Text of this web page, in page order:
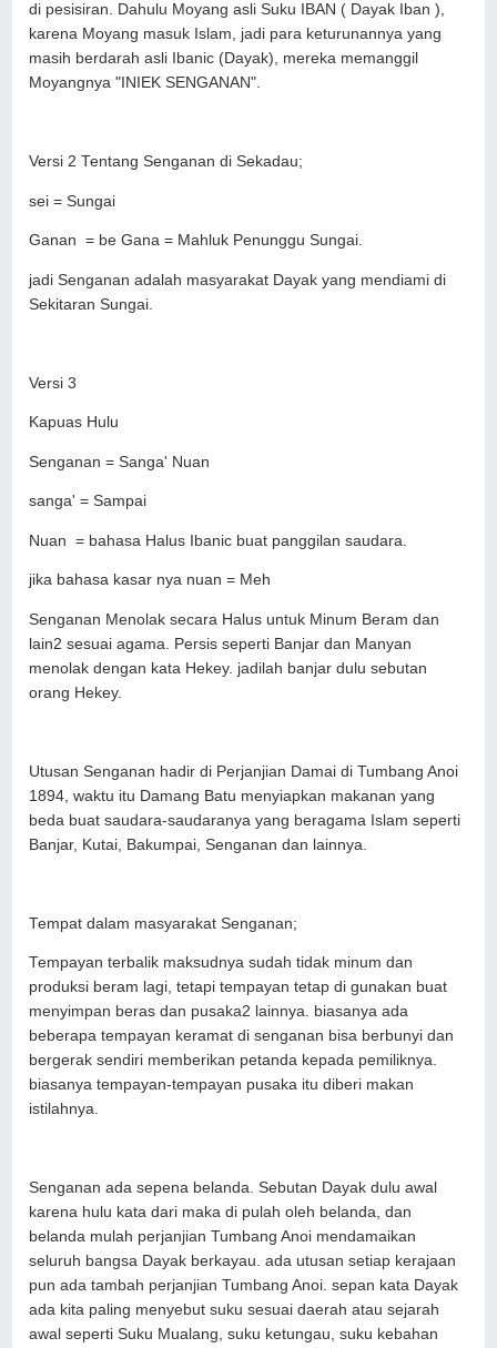
di pesisiran. Dahulu Moyang asli Suku IBAN ( Dayak Iban ),
karena Moyang masuk Islam, jadi para keturunannya yang
masih berdarah asli Ibanic (Dayak), mereka memanggil
Moyangnya "INIEK SENGANAN".
Versi 2 Tentang Senganan di Sekadau;
sei = Sungai
Ganan = be Gana = Mahluk Penunggu Sungai.
jadi Senganan adalah masyarakat Dayak yang mendiami di
Sekitaran Sungai.
Versi 3
Kapuas Hulu
Senganan = Sanga' Nuan
sanga' = Sampai
Nuan = bahasa Halus Ibanic buat panggilan saudara.
jika bahasa kasar nya nuan = Meh
Senganan Menolak secara Halus untuk Minum Beram dan
lain2 sesuai agama. Persis seperti Banjar dan Manyan
menolak dengan kata Hekey. jadilah banjar dulu sebutan
orang Hekey.
Utusan Senganan hadir di Perjanjian Damai di Tumbang Anoi
1894, waktu itu Damang Batu menyiapkan makanan yang
beda buat saudara-saudaranya yang beragama Islam seperti
Banjar, Kutai, Bakumpai, Senganan dan lainnya.
Tempat dalam masyarakat Senganan;
Tempayan terbalik maksudnya sudah tidak minum dan
produksi beram lagi, tetapi tempayan tetap di gunakan buat
menyimpan beras dan pusaka2 lainnya. biasanya ada
beberapa tempayan keramat di senganan bisa berbunyi dan
bergerak sendiri memberikan petanda kepada pemiliknya.
biasanya tempayan-tempayan pusaka itu diberi makan
istilahnya.
Senganan ada sepena belanda. Sebutan Dayak dulu awal
karena hulu kata dari maka di pulah oleh belanda, dan
belanda mulah perjanjian Tumbang Anoi mendamaikan
seluruh bangsa Dayak berkayau. ada utusan setiap kerajaan
pun ada tambah perjanjian Tumbang Anoi. sepan kata Dayak
ada kita paling menyebut suku sesuai daerah atau sejarah
awal seperti Suku Mualang, suku ketungau, suku kebahan